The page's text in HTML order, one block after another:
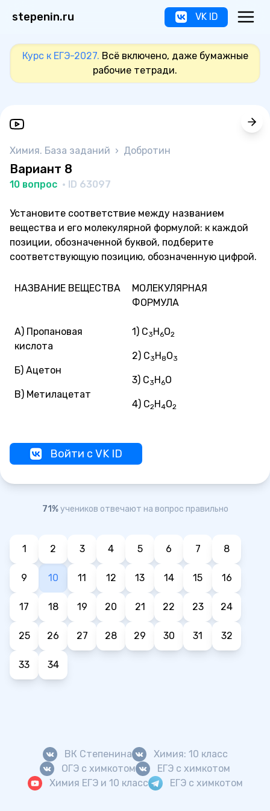
stepenin.ru VK ID
Курс к ЕГЭ-2027. Всё включено, даже бумажные
рабочие тетради.
Химия. База заданий › Добротин
Вариант 8
10 вопрос · ID 63097
Установите соответствие между названием
вещества и его молекулярной формулой: к каждой
позиции, обозначенной буквой, подберите
соответствующую позицию, обозначенную цифрой.
НАЗВАНИЕ ВЕЩЕСТВА
МОЛЕКУЛЯРНАЯ
ФОРМУЛА
A) Пропановая
кислота
Б) Ацетон
B) Метилацетат
1) C3H6O2
2) C3H8O3
3) C3H6O
4) C2H4O2
Войти с VK ID
71%учеников отвечают на вопрос правильно
1 2 3 4 5 6 7 8
9 10 11 12 13 14 15 16
17 18 19 20 21 22 23 24
25 26 27 28 29 30 31 32
33 34
ВК Степенина
Химия: 10 класс
ОГЭ с химкотом
ЕГЭ с химкотом
Химия ЕГЭ и 10 класс
ЕГЭ с химкотом